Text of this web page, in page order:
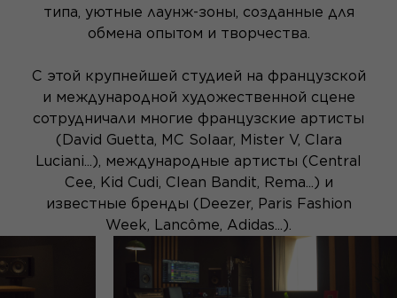
типа, уютные лаунж-зоны, созданные для
обмена опытом и творчества.
С этой крупнейшей студией на французской
и международной художественной сцене
сотрудничали многие французские артисты
(David Guetta, MC Solaar, Mister V, Clara
Luciani...), международные артисты (Central
Cee, Kid Cudi, Clean Bandit, Rema...) и
известные бренды (Deezer, Paris Fashion
Week, Lancôme, Adidas...).